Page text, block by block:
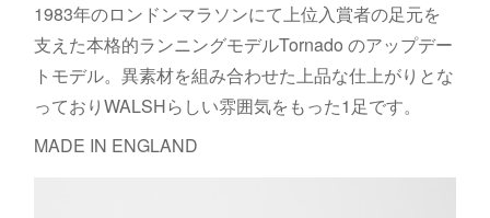
1983年のロンドンマラソンにて上位入賞者の足元を
支えた本格的ランニングモデルTornado のアップデー
トモデル。異素材を組み合わせた上品な仕上がりとな
っておりWALSHらしい雰囲気をもった1足です。
MADE IN ENGLAND